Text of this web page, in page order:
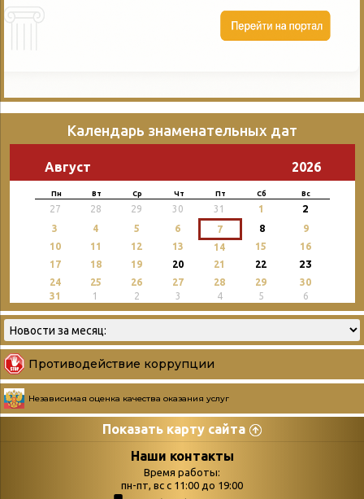
Календарь знаменательных дат
Август 2026
Пн Вт Ср Чт Пт Сб Вс
27 28 29 30 31 1 2
3 4 5 6 7 8
9
10
11 12 13 14 15
16
17
18 19 20 21 22 23
24 25 26 27 28 29
30
31
1 2 3 4 5 6
Противодействие коррупции
Независимая оценка качества оказания услуг
Показать карту сайта
СтраницыНаши контакты
Время работы:
пн-пт, вс с 11:00 до 19:00